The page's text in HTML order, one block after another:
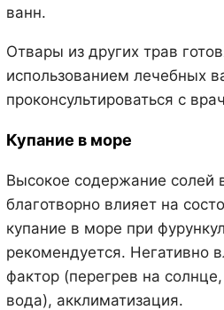
ванн.
Отвары из других трав
использованием лечебных
проконсультироваться с
Купание в море
Высокое содержание солей
благотворно влияет на
купание в море при
рекомендуется. Негативно
фактор (перегрев на
вода), акклиматизация.